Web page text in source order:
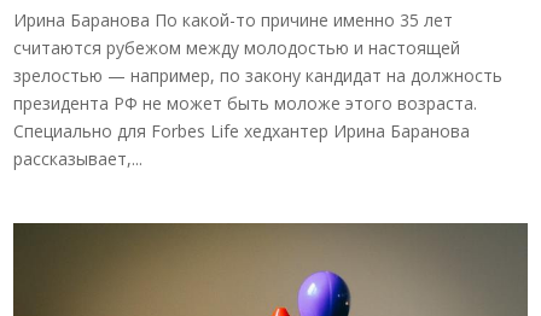
Ирина Баранова По какой-то причине именно 35 лет
считаются рубежом между молодостью и настоящей
зрелостью — например, по закону кандидат на должность
президента РФ не может быть моложе этого возраста.
Специально для Forbes Life хедхантер Ирина Баранова
рассказывает,...